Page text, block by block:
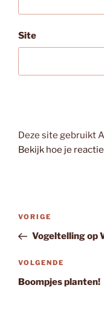
Site
Deze site gebruikt
Bekijk hoe je
Bericht
Vorig
bericht
VORIGE
Vogeltelling op
Volgend
bericht
VOLGENDE
Boompjes planten!